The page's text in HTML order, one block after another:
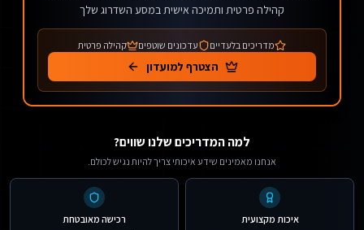
קהילה פרטית ותמיכה אישית במסע השדרוג שלך
מדריכים בלעדיים עדכונים שוטפים קהילה פרטית
הצטרף למועדון
למה המדריכים שלנו שווים?
אנחנו מאמינים שידע איכותי צריך להיות נגיש לכולם.
איכות מקצועית
רכישה מאובטחת